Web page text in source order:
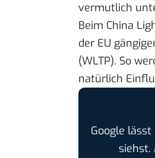
vermutlich
Beim China
der EU
(WLTP). So
natürlich
Google
siehst.